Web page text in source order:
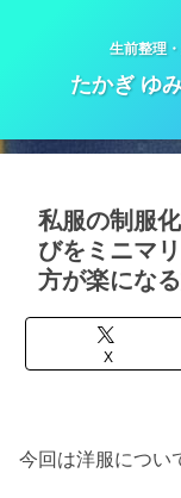
生前整理
たかぎ ゆ
私服の制服
びをミニマ
方が楽にな
X
今回は洋服につい